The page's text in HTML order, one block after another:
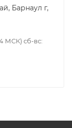
Барнаул г,
МСК) сб-вс: